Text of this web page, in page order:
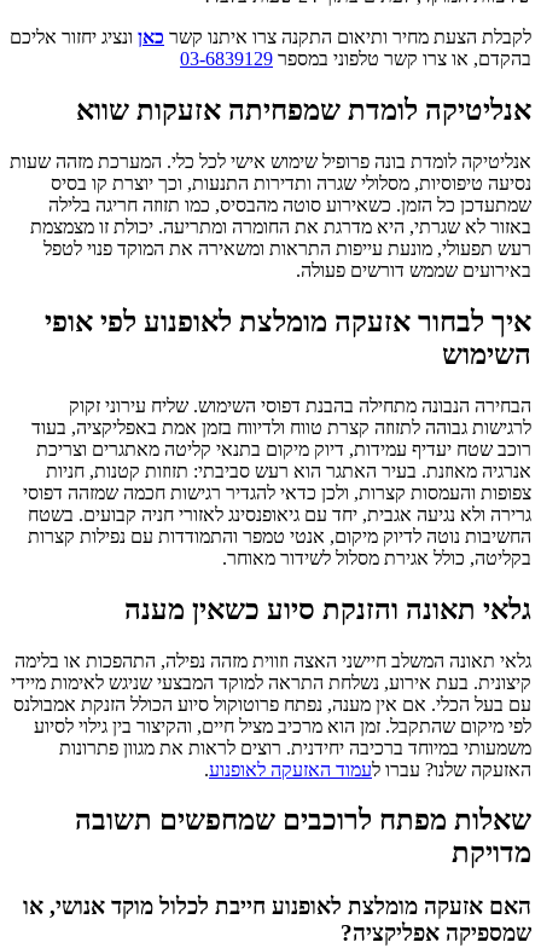
לקבלת הצעת מחיר ותיאום התקנה צרו איתנו קשר כאן ונציג יחזור אליכם
בהקדם, או צרו קשר טלפוני במספר 03-6839129
אנליטיקה לומדת שמפחיתה אזעקות שווא
אנליטיקה לומדת בונה פרופיל שימוש אישי לכל כלי. המערכת מזהה שעות
נסיעה טיפוסיות, מסלולי שגרה ותדירות התנעות, וכך יוצרת קו בסיס
שמתעדכן כל הזמן. כשאירוע סוטה מהבסיס, כמו תזוזה חריגה בלילה
באזור לא שגרתי, היא מדרגת את החומרה ומתריעה. יכולת זו מצמצמת
רעש תפעולי, מונעת עייפות התראות ומשאירה את המוקד פנוי לטפל
באירועים שממש דורשים פעולה.
איך לבחור אזעקה מומלצת לאופנוע לפי אופי
השימוש
הבחירה הנבונה מתחילה בהבנת דפוסי השימוש. שליח עירוני זקוק
לרגישות גבוהה לתזוזה קצרת טווח ולדיווח בזמן אמת באפליקציה, בעוד
רוכב שטח יעדיף עמידות, דיוק מיקום בתנאי קליטה מאתגרים וצריכת
אנרגיה מאוזנת. בעיר האתגר הוא רעש סביבתי: תזוזות קטנות, חניות
צפופות והעמסות קצרות, ולכן כדאי להגדיר רגישות חכמה שמזהה דפוסי
גרירה ולא נגיעה אגבית, יחד עם גיאופנסינג לאזורי חניה קבועים. בשטח
החשיבות נוטה לדיוק מיקום, אנטי טמפר והתמודדות עם נפילות קצרות
בקליטה, כולל אגירת מסלול לשידור מאוחר.
גלאי תאונה והזנקת סיוע כשאין מענה
גלאי תאונה המשלב חיישני האצה וזווית מזהה נפילה, התהפכות או בלימה
קיצונית. בעת אירוע, נשלחת התראה למוקד המבצעי שניגש לאימות מיידי
עם בעל הכלי. אם אין מענה, נפתח פרוטוקול סיוע הכולל הזנקת אמבולנס
לפי מיקום שהתקבל. זמן הוא מרכיב מציל חיים, והקיצור בין גילוי לסיוע
משמעותי במיוחד ברכיבה יחידנית. רוצים לראות את מגוון פתרונות
האזעקה שלנו? עברו לעמוד האזעקה לאופנוע.
שאלות מפתח לרוכבים שמחפשים תשובה
מדויקת
האם אזעקה מומלצת לאופנוע חייבת לכלול מוקד אנושי, או
שמספיקה אפליקציה?